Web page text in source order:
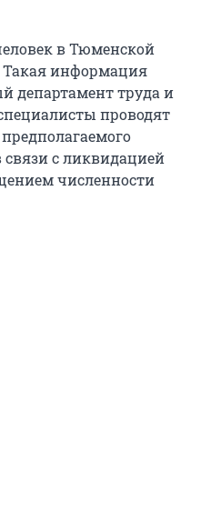
в Тюменской
Такая информация
департамент труда и
проводят
с ликвидацией
численности